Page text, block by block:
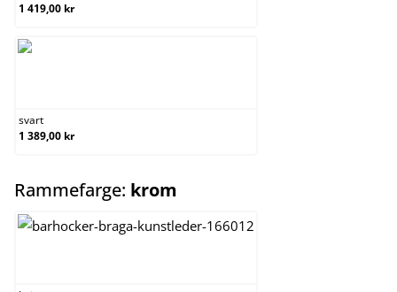
1 419,00 kr
svart
1 389,00 kr
Rammefarge: krom